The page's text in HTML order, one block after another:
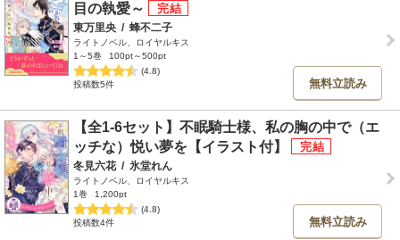
目の執愛～
東万里央 / 蜂不二子
ライトノベル、ロイヤルキス
1～5巻
100pt～500pt
(4.8)
投稿数5件
無料立読み
【全1-6セット】不眠騎士様、私の胸の中で（エ
ッチな）悦い夢を【イラスト付】
冬見六花 / 氷堂れん
ライトノベル、ロイヤルキス
1巻
1,200pt
(4.8)
投稿数4件
無料立読み